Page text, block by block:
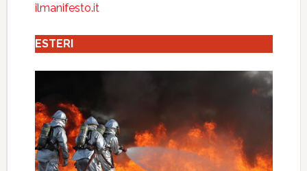
ilmanifesto.it
ESTERI